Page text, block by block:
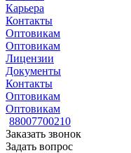
Карьера
Контакты
Оптовикам
Оптовикам
Лицензии
Документы
Контакты
Оптовикам
Оптовикам
88007700210
Заказать звонок
Задать вопрос